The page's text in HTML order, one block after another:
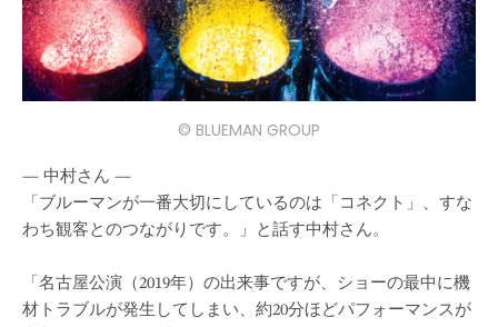
© BLUEMAN GROUP
— 中村さん —
「ブルーマンが一番大切にしているのは「コネクト」、すな
わち観客とのつながりです。」と話す中村さん。
「名古屋公演（2019年）の出来事ですが、ショーの最中に機
材トラブルが発生してしまい、約20分ほどパフォーマンスが